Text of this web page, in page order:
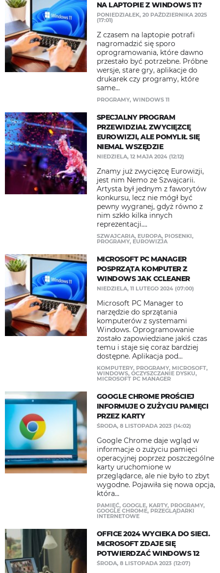
NA LAPTOPIE Z WINDOWS 11?
PONIEDZIAŁEK, 20 PAŹDZIERNIKA 2025
(17:01)
Z czasem na laptopie potrafi
nagromadzić się sporo
oprogramowania, które dawno
przestało być potrzebne. Próbne
wersje, stare gry, aplikacje do
drukarek czy programy, które
same...
PROGRAMY, WINDOWS 11
SPECJALNY PROGRAM
PRZEWIDZIAŁ ZWYCIĘZCĘ
EUROWIZJI, ALE POMYLIŁ SIĘ
NIEMAL WSZĘDZIE
NIEDZIELA, 12 MAJA 2024 (12:12)
Znamy już zwycięzcę Eurowizji,
jest nim Nemo ze Szwajcarii.
Artysta był jednym z faworytów
konkursu, lecz nie mógł być
pewny wygranej, gdyż równo z
nim szkło kilka innych
reprezentacji....
SZWAJCARIA, EUROPA, PIOSENKI,
PROGRAMY, EUROWIZJA
MICROSOFT PC MANAGER
POSPRZĄTA KOMPUTER Z
WINDOWS JAK CCLEANER
NIEDZIELA, 11 LUTEGO 2024 (07:00)
Microsoft PC Manager to
narzędzie do sprzątania
komputerów z systemami
Windows. Oprogramowanie
zostało zapowiedziane jakiś czas
temu i staje się coraz bardziej
dostępne. Aplikacja pod...
KOMPUTERY, PROGRAMY, MICROSOFT,
WINDOWS, OCZYSZCZANIE DYSKU,
MICROSOFT PC MANAGER
GOOGLE CHROME PROŚCIEJ
INFORMUJE O ZUŻYCIU PAMIĘCI
PRZEZ KARTY
ŚRODA, 8 LISTOPADA 2023 (14:02)
Google Chrome daje wgląd w
informacje o zużyciu pamięci
operacyjnej poprzez poszczególne
karty uruchomione w
przeglądarce, ale nie było to zbyt
wygodne. Pojawiła się nowa opcja,
która...
PAMIĘĆ, GOOGLE, KARTY, PROGRAMY,
GOOGLE CHROME, PRZEGLĄDARKI
INTERNETOWE
OFFICE 2024 WYCIEKA DO SIECI.
MICROSOFT ZDAJE SIĘ
POTWIERDZAĆ WINDOWS 12
ŚRODA, 8 LISTOPADA 2023 (12:07)